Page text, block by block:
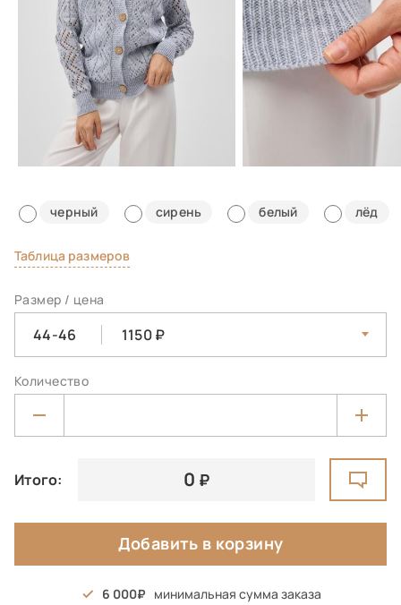
черный сирень белый лёд
Таблица размеров
Размер / цена
44-46 1150
Количество
Итого: 0
Добавить в корзину
6 000 минимальная сумма заказа